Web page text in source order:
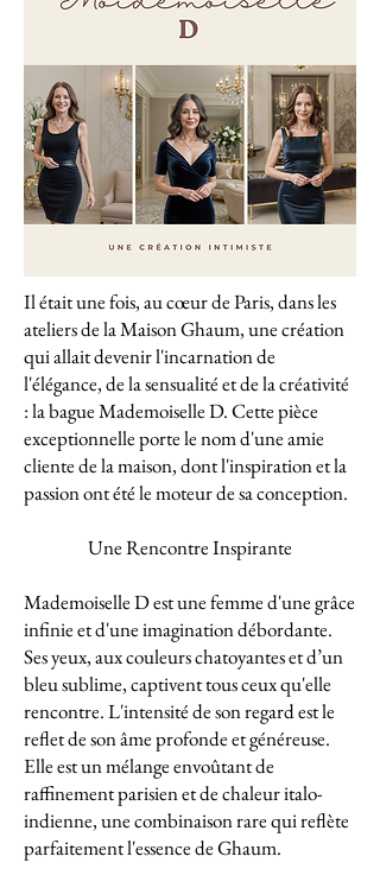
Il était une fois, au cœur de Paris, dans les
ateliers de la Maison Ghaum, une création
qui allait devenir l'incarnation de
l'élégance, de la sensualité et de la créativité
: la bague Mademoiselle D. Cette pièce
exceptionnelle porte le nom d'une amie
cliente de la maison, dont l'inspiration et la
passion ont été le moteur de sa conception.
Une Rencontre Inspirante
Mademoiselle D est une femme d'une grâce
infinie et d'une imagination débordante.
Ses yeux, aux couleurs chatoyantes et d’un
bleu sublime, captivent tous ceux qu'elle
rencontre. L'intensité de son regard est le
reflet de son âme profonde et généreuse.
Elle est un mélange envoûtant de
raffinement parisien et de chaleur italo-
indienne, une combinaison rare qui reflète
parfaitement l'essence de Ghaum.